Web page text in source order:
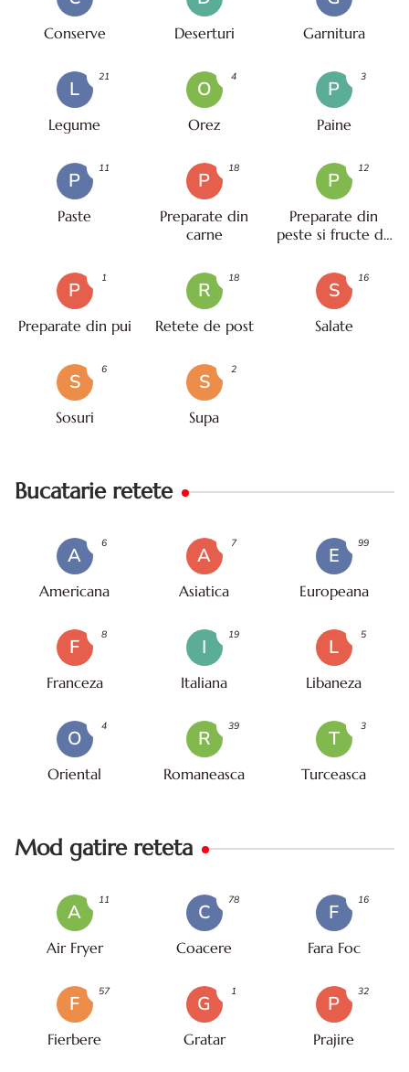
Conserve Deserturi Garnitura
L
Legume
21
O
Orez
4
P
Paine
3
P
Paste
11
P
Preparate din
carne
18
P
Preparate din
peste si fructe de
12
P
Preparate din pui
1
R
Retete de post
18
S
Salate
16
S
Sosuri
6
S
Supa
2
Bucatarie retete
A
Americana
6
A
Asiatica
7
E
Europeana
99
F
Franceza
8
I
Italiana
19
L
Libaneza
5
O
Oriental
4
R
Romaneasca
39
T
Turceasca
3
Mod gatire reteta
A
Air Fryer
11
C
Coacere
78
F
Fara Foc
16
F
Fierbere
57
G
Gratar
1
P
Prajire
32